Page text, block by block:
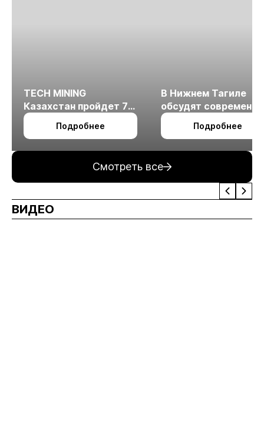
TECH MINING
Казахстан пройдет 7
октября в Алматы
Подробнее
В Нижнем Тагиле
обсудят
технологии
измельчения
Подробнее
Смотреть все
ВИДЕО